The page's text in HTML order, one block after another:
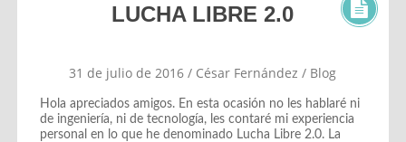
LUCHA LIBRE 2.0
31 de julio de 2016 / César Fernández / Blog
Hola apreciados amigos. En esta ocasión no les hablaré ni
de ingeniería, ni de tecnología, les contaré mi experiencia
personal en lo que he denominado Lucha Libre 2.0. La